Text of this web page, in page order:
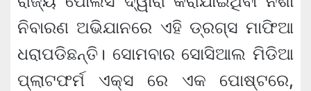
ନିବାରଣ ଅଭିଯାନରେ ଏହି ଡ୍ରଗ୍ସ ମାଫିଆ
ଧରାପଡିଛନ୍ତି। ସୋମବାର ସୋସିଆଲ ମିଡିଆ
ପ୍ଲାଟଫର୍ମ ଏକ୍ସ ରେ ଏକ ପୋଷ୍ଟରେ,